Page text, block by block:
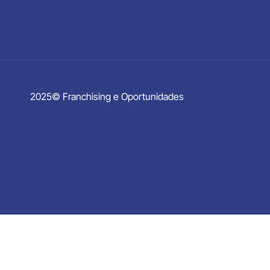
2025© Franchising e Oportunidades